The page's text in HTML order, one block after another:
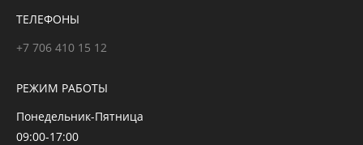
ТЕЛЕФОНЫ
+7 706 410 15 12
РЕЖИМ РАБОТЫ
Понедельник-Пятница
09:00-17:00